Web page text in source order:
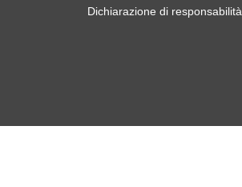
Dichiarazione di responsabilità